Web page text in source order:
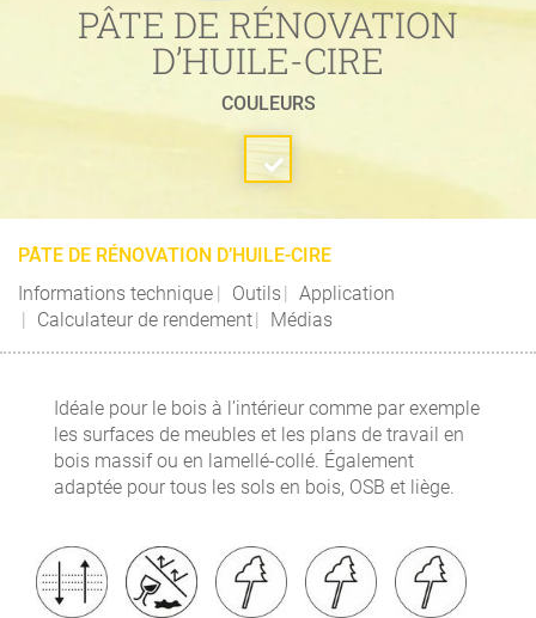
PÂTE DE RÉNOVATION
D’HUILE-CIRE
COULEURS
PÂTE DE RÉNOVATION D’HUILE-CIRE
Informations technique
Outils
Application
Calculateur de rendement
Médias
Idéale pour le bois à l’intérieur comme par exemple
les surfaces de meubles et les plans de travail en
bois massif ou en lamellé-collé. Également
adaptée pour tous les sols en bois, OSB et liège.